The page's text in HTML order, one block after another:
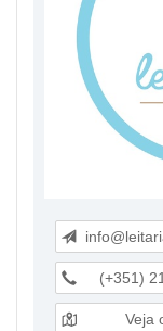
(+351)
Veja